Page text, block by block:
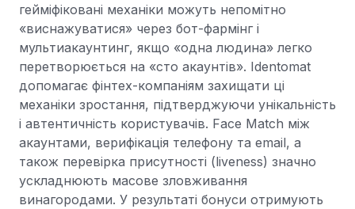
гейміфіковані механіки можуть непомітно
«виснажуватися» через бот-фармінг і
мультиакаунтинг, якщо «одна людина» легко
перетворюється на «сто акаунтів». Identomat
допомагає фінтех-компаніям захищати ці
механіки зростання, підтверджуючи унікальність
і автентичність користувачів. Face Match між
акаунтами, верифікація телефону та email, а
також перевірка присутності (liveness) значно
ускладнюють масове зловживання
винагородами. У результаті бонуси отримують